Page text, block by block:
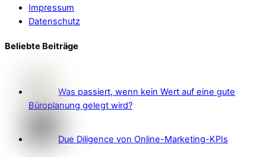
Impressum
Datenschutz
Beliebte Beiträge
Was passiert, wenn kein Wert auf eine gute
Büroplanung gelegt wird?
Due Diligence von Online-Marketing-KPIs